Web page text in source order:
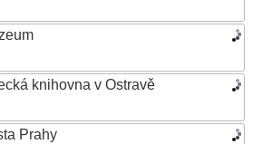
knihovna v Ostravě
Prahy